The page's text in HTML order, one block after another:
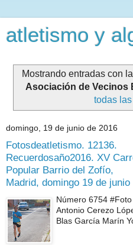
atletismo y
Mostrando entradas con
Asociación de Vecinos
todas
domingo, 19 de junio de 2016
Fotosdeatletismo. 12136.
Recuerdosaño2016. XV
Popular Barrio del Zofío,
Madrid, domingo 19 de junio
Número 6754
Antonio Cerezo
Blas García Marín